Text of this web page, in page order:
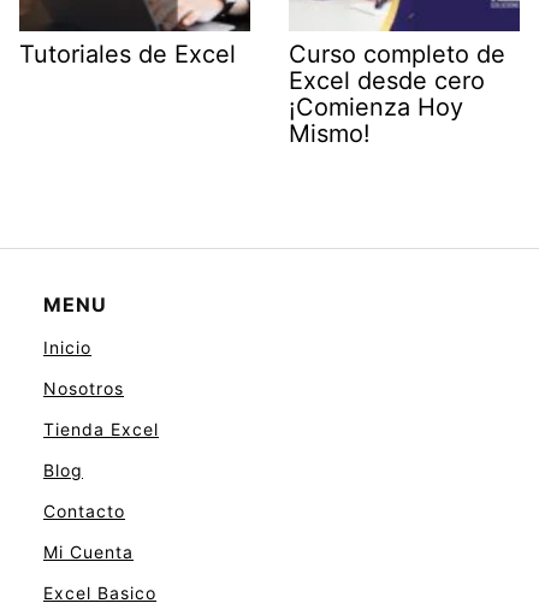
Tutoriales de Excel
Curso completo de
Excel desde cero
¡Comienza Hoy
Mismo!
MENU
Inicio
Nosotros
Tienda Excel
Blog
Contacto
Mi Cuenta
Excel Basico